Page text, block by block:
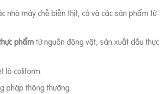
nhà máy chế biến thịt, cá và các sản phẩm từ
phẩmtừ nguồn động vật, sản xuất dầu thực
là coliform.
pháp thông thường.